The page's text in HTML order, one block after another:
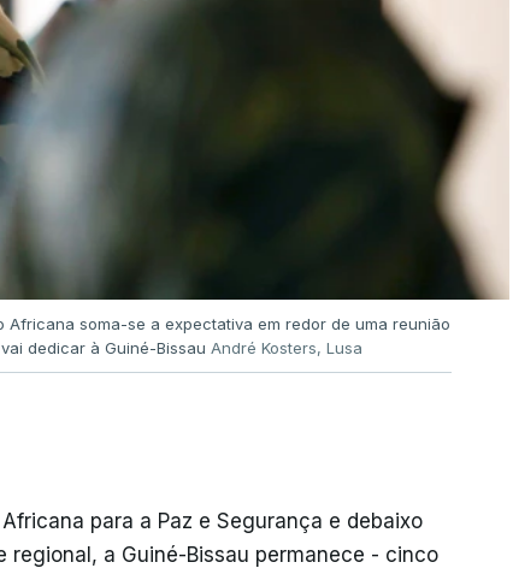
soma-se a expectativa em redor de uma reunião
dedicar à Guiné-Bissau André Kosters, Lusa
para a Paz e Segurança e debaixo
a Guiné-Bissau permanece - cinco